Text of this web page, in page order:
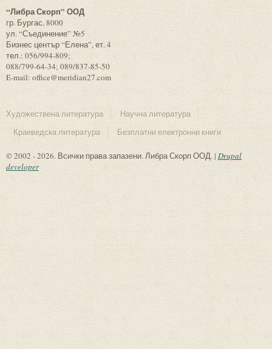
“Либра Скорп” ООД
гр. Бургас, 8000
ул. “Съединение” №5
Бизнес център “Елена”, ет. 4
тел.: 056/994-809;
088/799-64-34; 089/837-85-50
E-mail: office@meridian27.com
Художествена литература
Научна литература
Краеведска литература
Безплатни електронни книги
© 2002 - 2026. Всички права запазени. Либра Скорп ООД. | Drupal
developer